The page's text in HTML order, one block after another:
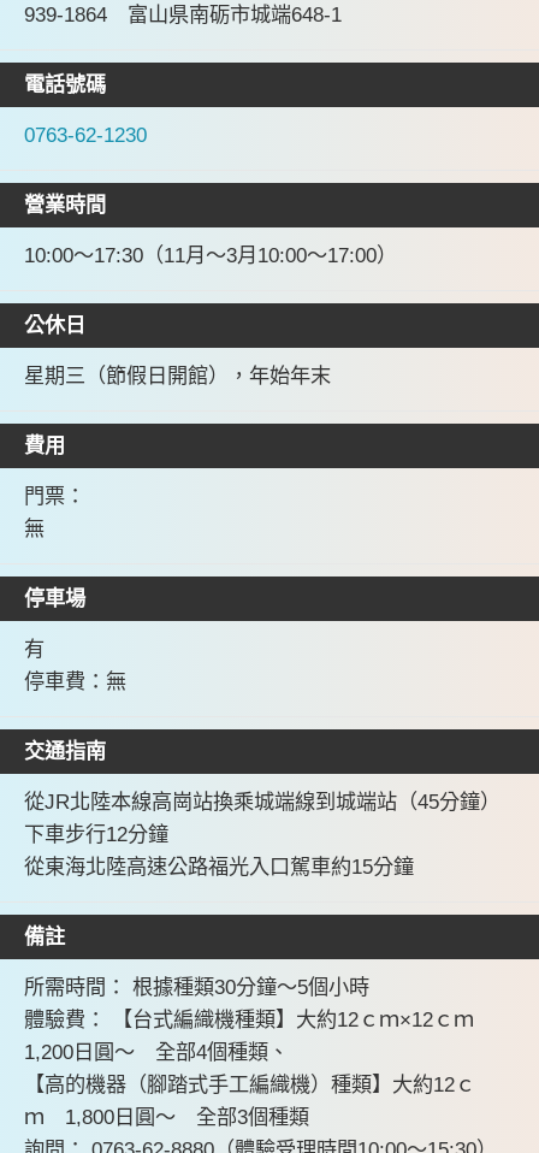
939-1864 富山県南砺市城端648-1
電話號碼
0763-62-1230
營業時間
10:00～17:30（11月～3月10:00～17:00）
公休日
星期三（節假日開館），年始年末
費用
門票：
無
停車場
有
停車費：無
交通指南
從JR北陸本線高崗站換乘城端線到城端站（45分鐘）
下車步行12分鐘
從東海北陸高速公路福光入口駕車約15分鐘
備註
所需時間： 根據種類30分鐘～5個小時
體驗費： 【台式編織機種類】大約12ｃｍ×12ｃｍ
1,200日圓～ 全部4個種類、
【高的機器（腳踏式手工編織機）種類】大約12ｃ
ｍ 1,800日圓～ 全部3個種類